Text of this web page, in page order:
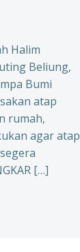
Halim
Beliung,
Bumi
atap
rumah,
agar atap
[…]